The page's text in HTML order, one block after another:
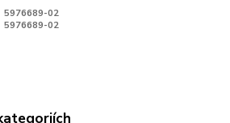
5976689-02
5976689-02